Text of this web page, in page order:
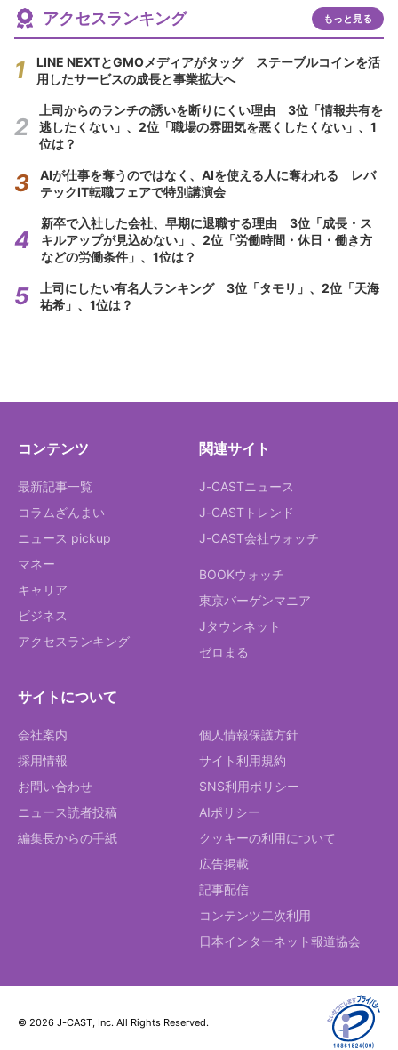
アクセスランキング もっと見る
LINE NEXTとGMOメディアがタッグ ステーブルコインを活
用したサービスの成長と事業拡大へ
上司からのランチの誘いを断りにくい理由 3位「情報共有を
逃したくない」、2位「職場の雰囲気を悪くしたくない」、1
位は？
AIが仕事を奪うのではなく、AIを使える人に奪われる レバ
テックIT転職フェアで特別講演会
新卒で入社した会社、早期に退職する理由 3位「成長・ス
キルアップが見込めない」、2位「労働時間・休日・働き方
などの労働条件」、1位は？
上司にしたい有名人ランキング 3位「タモリ」、2位「天海
祐希」、1位は？
コンテンツ
最新記事一覧
コラムざんまい
ニュース pickup
マネー
キャリア
ビジネス
アクセスランキング
関連サイト
J-CASTニュース
J-CASTトレンド
J-CAST会社ウォッチ
BOOKウォッチ
東京バーゲンマニア
Jタウンネット
ゼロまる
サイトについて
会社案内
採用情報
お問い合わせ
ニュース読者投稿
編集長からの手紙
個人情報保護方針
サイト利用規約
SNS利用ポリシー
AIポリシー
クッキーの利用について
広告掲載
記事配信
コンテンツ二次利用
日本インターネット報道協会
© 2026 J-CAST, Inc. All Rights Reserved.